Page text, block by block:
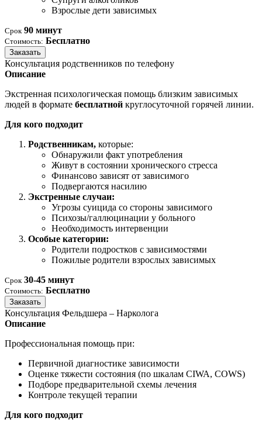
Взрослые дети зависимых
Срок 90 минут
Стоимость: Бесплатно
Заказать
Консультация родственников по телефону
Описание
Экстренная психологическая помощь близким зависимых
людей в формате бесплатной круглосуточной горячей линии.
Для кого подходит
Родственникам, которые:
Обнаружили факт употребления
Живут в состоянии хронического стресса
Финансово зависят от зависимого
Подвергаются насилию
Экстренные случаи:
Угрозы суицида со стороны зависимого
Психозы/галлюцинации у больного
Необходимость интервенции
Особые категории:
Родители подростков с зависимостями
Пожилые родители взрослых зависимых
Срок 30-45 минут
Стоимость: Бесплатно
Заказать
Консультация Фельдшера – Нарколога
Описание
Профессиональная помощь при:
Первичной диагностике зависимости
Оценке тяжести состояния (по шкалам CIWA, COWS)
Подборе предварительной схемы лечения
Контроле текущей терапии
Для кого подходит